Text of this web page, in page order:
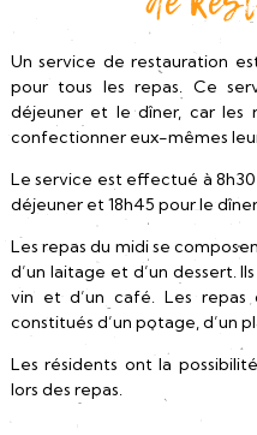
Un service de restauration
pour tous les repas. Ce
déjeuner et le dîner, car les
confectionner eux-mêmes
Le service est effectué à
déjeuner et 18h45 pour le
Les repas du midi se
d’un laitage et d’un dessert.
vin et d’un café. Les repas
constitués d’un potage, d’un
Les résidents ont la
lors des repas.